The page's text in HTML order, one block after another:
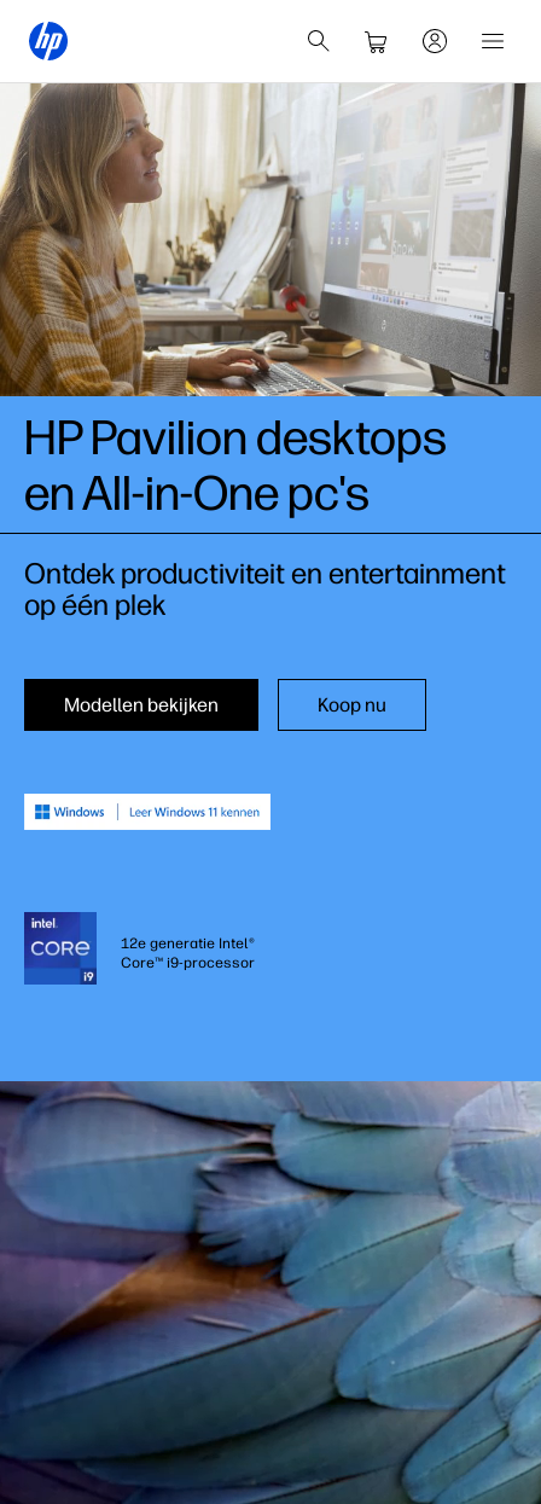
HP Pavilion desktops
en All-in-One pc's
Ontdek productiviteit en entertainment
op één plek
Modellen bekijken Koop nu
12e generatie Intel®
Core™ i9-processor